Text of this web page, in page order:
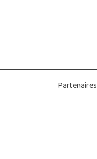
Partenaires